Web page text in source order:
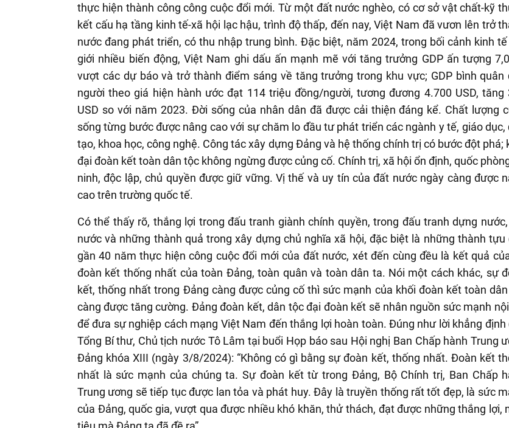
thực hiện thành công công cuộc đổi mới. Từ một đất nước nghèo, có cơ sở vật chất-kỹ
kết cấu hạ tầng kinh tế-xã hội lạc hậu, trình độ thấp, đến nay, Việt Nam đã vươn lên trở
nước đang phát triển, có thu nhập trung bình. Đặc biệt, năm 2024, trong bối cảnh kinh
giới nhiều biến động, Việt Nam ghi dấu ấn mạnh mẽ với tăng trưởng GDP ấn tượng
vượt các dự báo và trở thành điểm sáng về tăng trưởng trong khu vực; GDP bình quân
người theo giá hiện hành ước đạt 114 triệu đồng/người, tương đương 4.700 USD, tăng
USD so với năm 2023. Đời sống của nhân dân đã được cải thiện đáng kể. Chất lượng
sống từng bước được nâng cao với sự chăm lo đầu tư phát triển các ngành y tế, giáo dục,
tạo, khoa học, công nghệ. Công tác xây dựng Đảng và hệ thống chính trị có bước đột phá;
đại đoàn kết toàn dân tộc không ngừng được củng cố. Chính trị, xã hội ổn định, quốc
ninh, độc lập, chủ quyền được giữ vững. Vị thế và uy tín của đất nước ngày càng được
cao trên trường quốc tế.
Có thể thấy rõ, thắng lợi trong đấu tranh giành chính quyền, trong đấu tranh dựng
nước và những thành quả trong xây dựng chủ nghĩa xã hội, đặc biệt là những thành tựu
gần 40 năm thực hiện công cuộc đổi mới của đất nước, xét đến cùng đều là kết quả
đoàn kết thống nhất của toàn Đảng, toàn quân và toàn dân ta. Nói một cách khác, sự
kết, thống nhất trong Đảng càng được củng cố thì sức mạnh của khối đoàn kết toàn
càng được tăng cường. Đảng đoàn kết, dân tộc đại đoàn kết sẽ nhân nguồn sức mạnh
để đưa sự nghiệp cách mạng Việt Nam đến thắng lợi hoàn toàn. Đúng như lời khẳng định
Tổng Bí thư, Chủ tịch nước Tô Lâm tại buổi Họp báo sau Hội nghị Ban Chấp hành Trung
Đảng khóa XIII (ngày 3/8/2024): “Không có gì bằng sự đoàn kết, thống nhất. Đoàn kết
nhất là sức mạnh của chúng ta. Sự đoàn kết từ trong Đảng, Bộ Chính trị, Ban Chấp
Trung ương sẽ tiếp tục được lan tỏa và phát huy. Đây là truyền thống rất tốt đẹp, là sức
của Đảng, quốc gia, vượt qua được nhiều khó khăn, thử thách, đạt được những thắng lợi,